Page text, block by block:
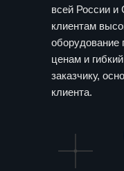
всей России
клиентам
оборудование
ценам и
заказчику,
клиента.